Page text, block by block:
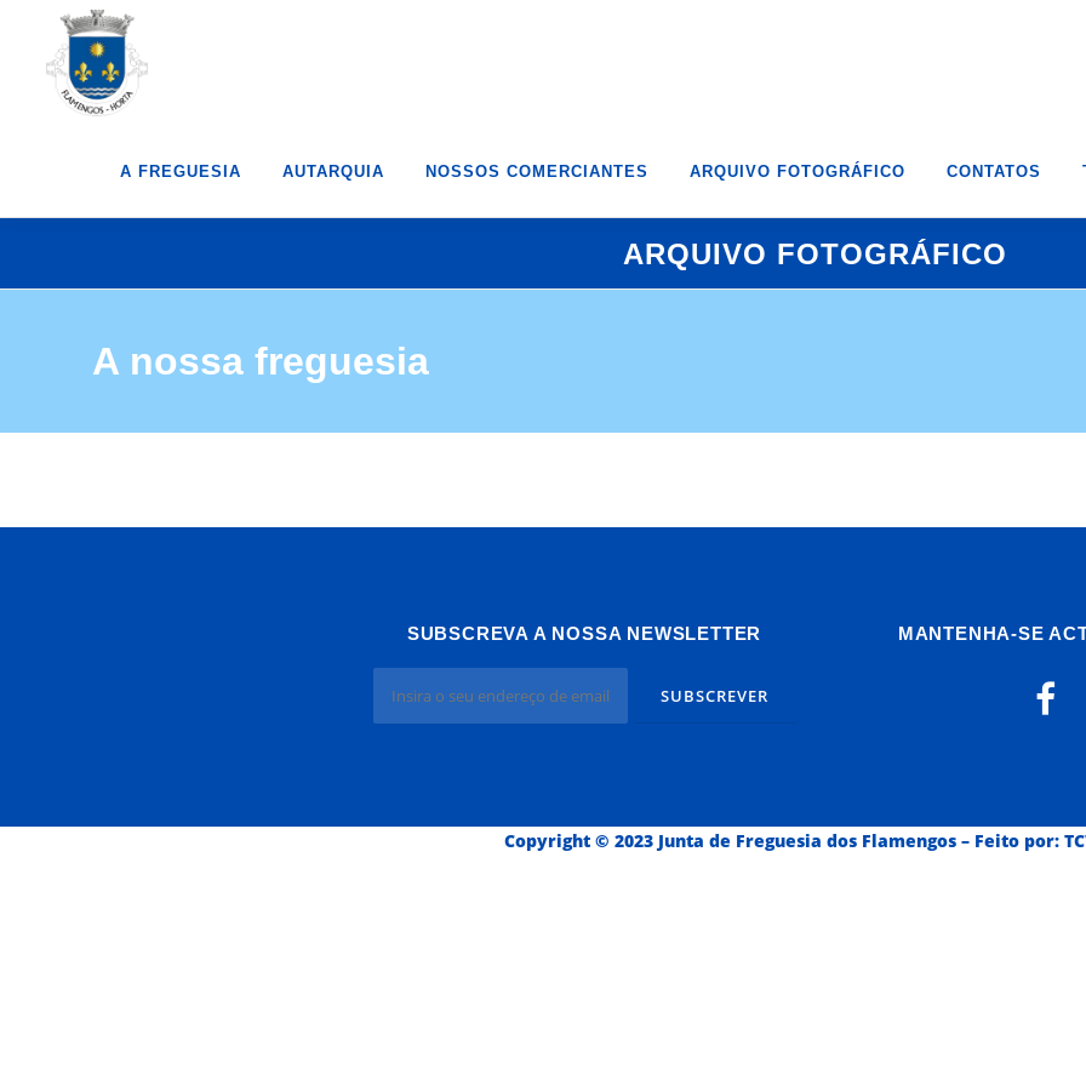
conteúdo
A FREGUESIA AUTARQUIA NOSSOS COMERCIANTES ARQUIVO FOTOGRÁFICO CONTATOS
ARQUIVO FOTOGRÁFICO
A nossa freguesia
SUBSCREVA A NOSSA NEWSLETTER MANTENHA-SE
Copyright © 2023 Junta de Freguesia dos Flamengos – Feito por: